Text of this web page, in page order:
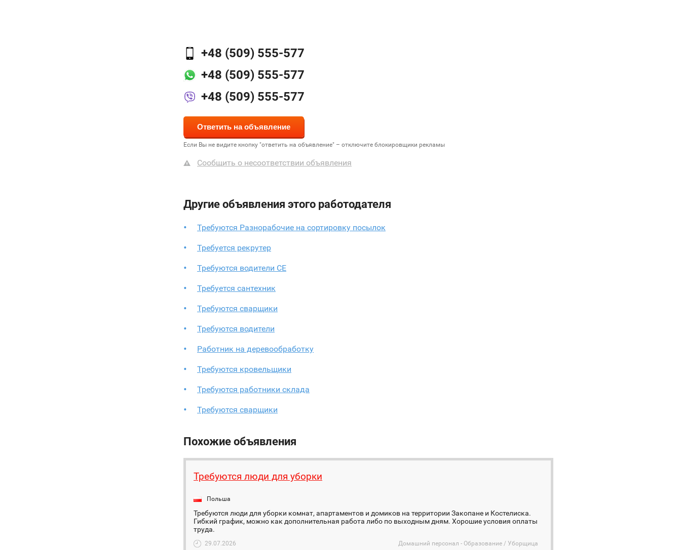
+48 (509) 555-577
+48 (509) 555-577
+48 (509) 555-577
Если Вы не видите кнопку "ответить на объявление" – отключите блокировщики рекламы
Сообщить о несоответствии объявления
Другие объявления этого работодателя
Требуются Разнорабочие на сортировку посылок
Требуется рекрутер
Требуются водители CE
Требуется сантехник
Требуются сварщики
Требуются водители
Работник на деревообработку
Требуются кровельщики
Требуются работники склада
Требуются сварщики
Похожие объявления
Требуются люди для уборки
Польша
Требуются люди для уборки комнат, апартаментов и домиков на территории Закопане и Костелиска.
Гибкий график, можно как дополнительная работа либо по выходным дням. Хорошие условия оплаты
труда.
29.07.2026 Домашний персонал - Образование / Уборщица